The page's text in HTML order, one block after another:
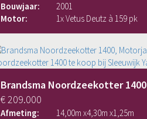
Bouwjaar:
2001
Motor:
1x Vetus Deutz à 159 pk
Brandsma Noordzeekotter 1400
€ 209.000
Afmeting: 14,00m x4,30m x1,25m